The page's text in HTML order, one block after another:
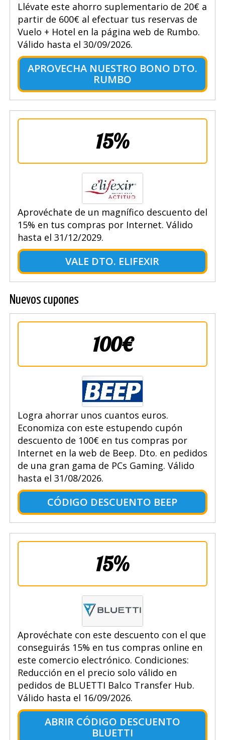
Llévate este ahorro suplementario de 20€ a
partir de 600€ al efectuar tus reservas de
Vuelo + Hotel en la página web de Rumbo.
Válido hasta el 30/09/2026.
APROVECHA NUESTRO BONO DTO.
RUMBO
15%
Aprovéchate de un magnífico descuento del
15% en tus compras por Internet. Válido
hasta el 31/12/2029.
VALE DTO. ELIFEXIR
Nuevos cupones
100€
Logra ahorrar unos cuantos euros.
Economiza con este estupendo cupón
descuento de 100€ en tus compras por
Internet en la web de Beep. Dto. en pedidos
de una gran gama de PCs Gaming. Válido
hasta el 31/08/2026.
CÓDIGO DESCUENTO BEEP
15%
Aprovéchate con este descuento con el que
conseguirás 15% en tus compras online en
este comercio electrónico. Condiciones:
Reducción en el precio solo válido en
pedidos de BLUETTI Balco Transfer Hub.
Válido hasta el 16/09/2026.
ABRIR CÓDIGO DESCUENTO
BLUETTI